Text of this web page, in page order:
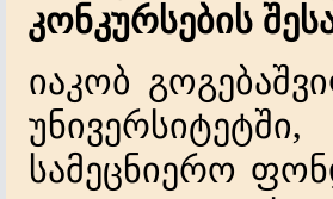
კონკურსების
იაკობ
უნივერსიტეტში
სამეცნიერო